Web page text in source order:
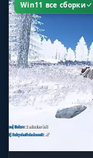
Win11 все сборки